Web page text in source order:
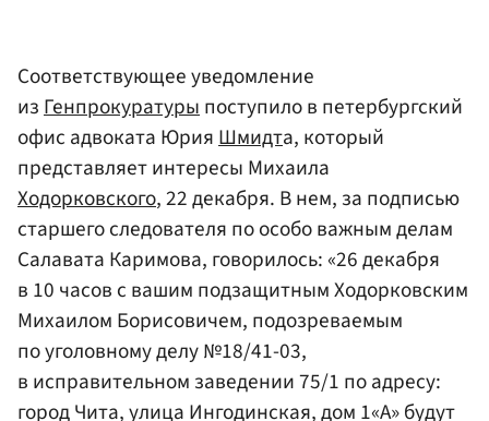
Соответствующее уведомление
изГенпрокуратурыпоступило в петербургский
офис адвоката ЮрияШмидта, который
представляет интересы Михаила
Ходорковского, 22 декабря. В нем, за подписью
старшего следователя по особо важным делам
Салавата Каримова, говорилось: «26 декабря
в 10 часов с вашим подзащитным Ходорковским
Михаилом Борисовичем, подозреваемым
по уголовному делу №18/41-03,
в исправительном заведении 75/1 по адресу:
город Чита, улица Ингодинская, дом 1«А» будут